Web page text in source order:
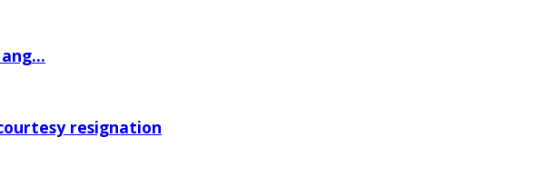
resignation